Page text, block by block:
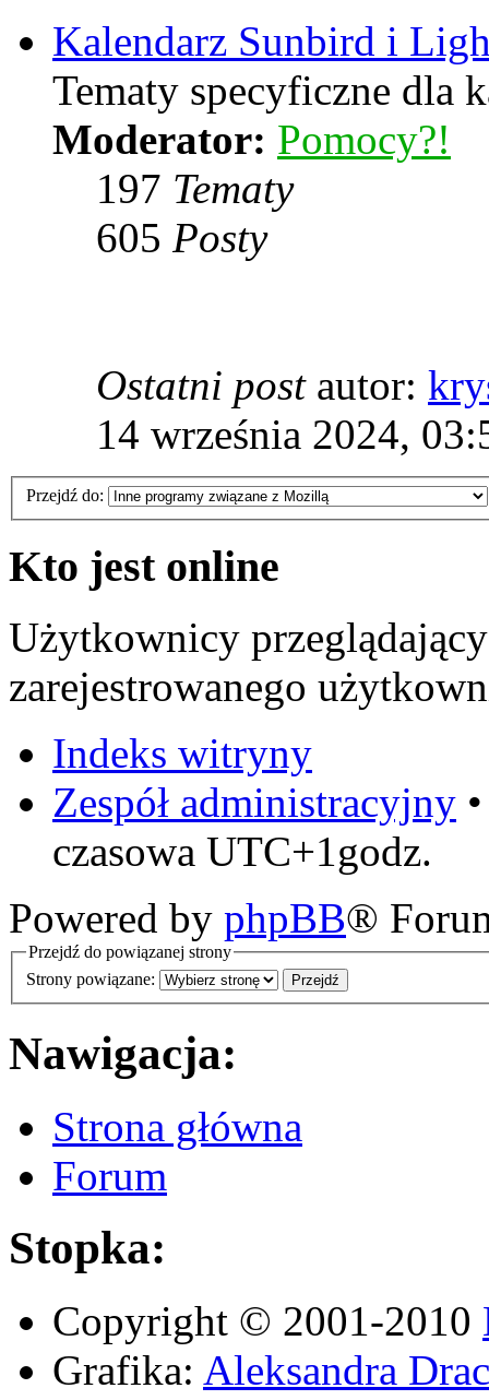
Kalendarz Sunbird i
Tematy specyficzne dla
Moderator: Pomocy?!
197 Tematy
605 Posty
Ostatni postautor:
14 września 2024,
Przejdź do:
Kto jest online
Użytkownicy
zarejestrowanego
Indeks witryny
Zespół administracyjny
czasowa UTC+1godz.
Powered by phpBB®
Przejdź do powiązanej strony
Strony powiązane:
Nawigacja:
Strona główna
Forum
Stopka:
Copyright © 2001-2010
Grafika: Aleksandra